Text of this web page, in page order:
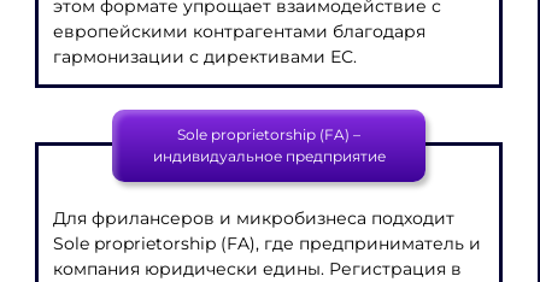
этом формате упрощает взаимодействие с
европейскими контрагентами благодаря
гармонизации с директивами ЕС.
Sole proprietorship (FA) –
индивидуальное предприятие
Для фрилансеров и микробизнеса подходит
Sole proprietorship (FA), где предприниматель и
компания юридически едины. Регистрация в